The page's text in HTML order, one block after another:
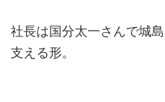
社長は国分太一さんで城
支える形。